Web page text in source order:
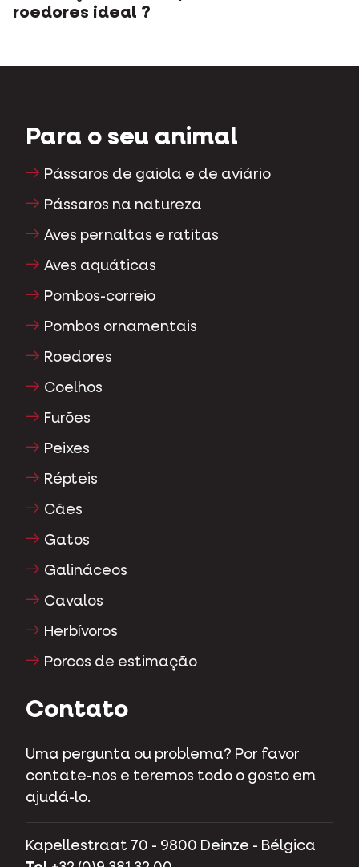
roedores ideal ?
Para o seu animal
Pássaros de gaiola e de aviário
Pássaros na natureza
Aves pernaltas e ratitas
Aves aquáticas
Pombos-correio
Pombos ornamentais
Roedores
Coelhos
Furões
Peixes
Répteis
Cães
Gatos
Galináceos
Cavalos
Herbívoros
Porcos de estimação
Contato
Uma pergunta ou problema? Por favor
contate-nos e teremos todo o gosto em
ajudá-lo.
Kapellestraat 70 - 9800 Deinze - Bélgica